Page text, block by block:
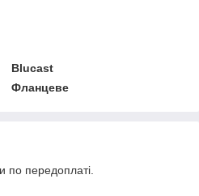
Blucast
Фланцеве
по передоплаті.